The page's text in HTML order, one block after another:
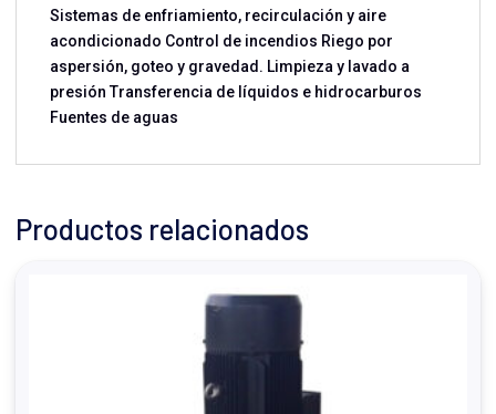
Sistemas de enfriamiento, recirculación y aire
acondicionado Control de incendios Riego por
aspersión, goteo y gravedad. Limpieza y lavado a
presión Transferencia de líquidos e hidrocarburos
Fuentes de aguas
Productos relacionados